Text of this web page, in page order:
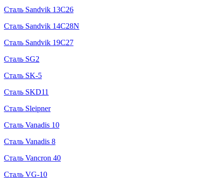
Сталь Sandvik 13C26
Сталь Sandvik 14C28N
Сталь Sandvik 19C27
Сталь SG2
Сталь SK-5
Сталь SKD11
Сталь Sleipner
Сталь Vanadis 10
Сталь Vanadis 8
Сталь Vancron 40
Сталь VG-10